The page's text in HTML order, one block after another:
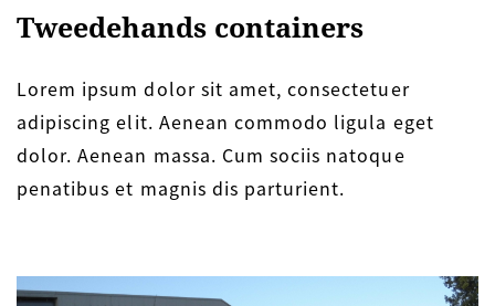
Tweedehands containers
Lorem ipsum dolor sit amet, consectetuer
adipiscing elit. Aenean commodo ligula eget
dolor. Aenean massa. Cum sociis natoque
penatibus et magnis dis parturient.